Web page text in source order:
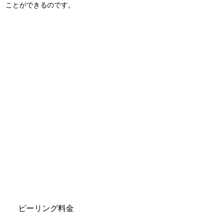
ことができるのです。
ピーリング料金